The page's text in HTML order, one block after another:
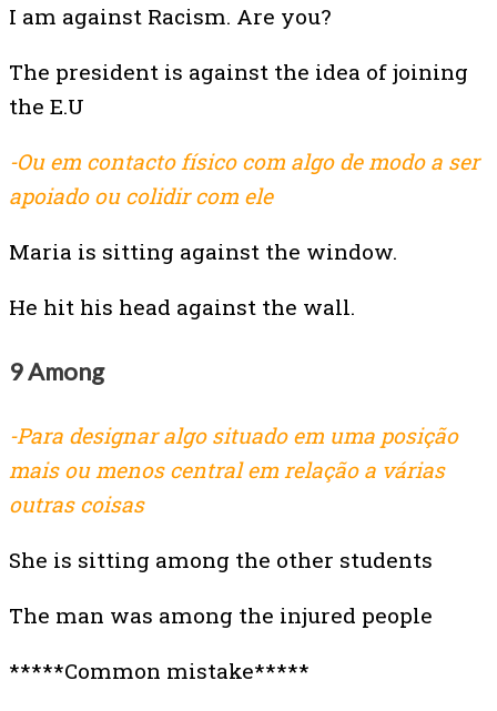
I am against Racism. Are you?
The president is against the idea of joining
the E.U
-Ou em contacto físico com algo de modo a ser
apoiado ou colidir com ele
Maria is sitting against the window.
He hit his head against the wall.
9 Among
-Para designar algo situado em uma posição
mais ou menos central em relação a várias
outras coisas
She is sitting among the other students
The man was among the injured people
*****Common mistake*****